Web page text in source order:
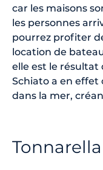
car les maisons
les personnes
pourrez profiter
location de
elle est le
Schiato a en effet
dans la mer,